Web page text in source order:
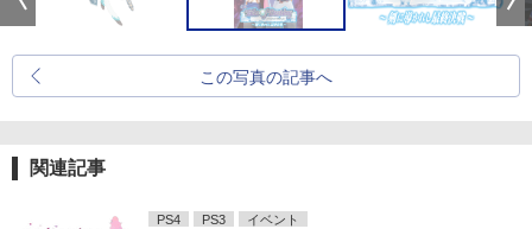
この写真の記事へ
関連記事
PS4 PS3 イベント